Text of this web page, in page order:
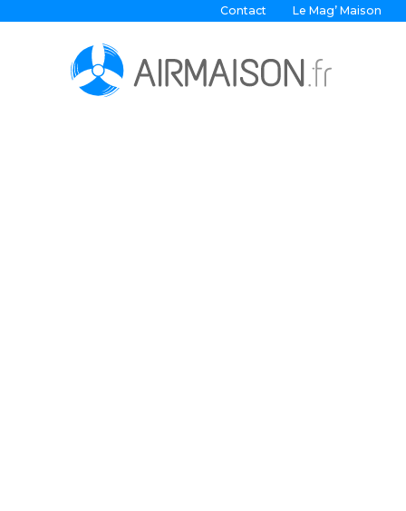
Contact Le Mag’ Maison